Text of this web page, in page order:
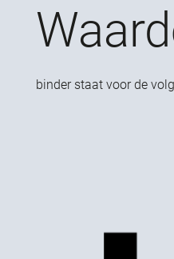
binder staat voor de